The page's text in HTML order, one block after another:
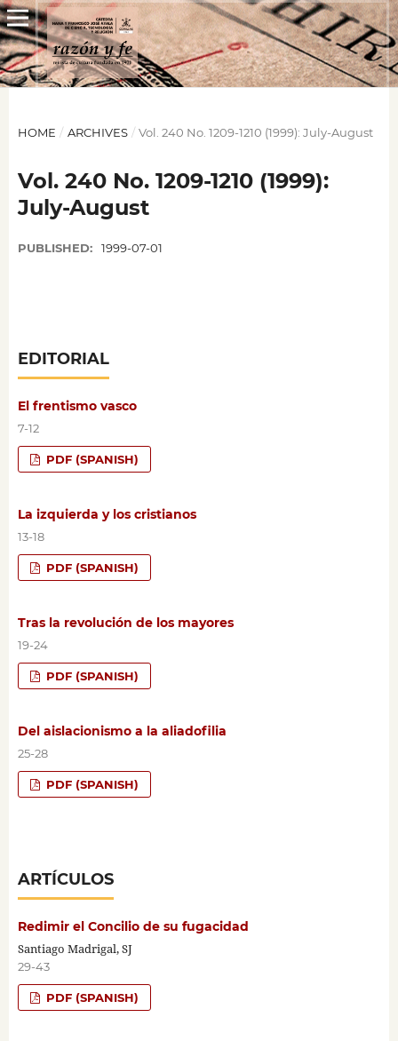
HOME / ARCHIVES / Vol. 240 No. 1209-1210 (1999): July-August
Vol. 240 No. 1209-1210 (1999):
July-August
PUBLISHED: 1999-07-01
EDITORIAL
El frentismo vasco
7-12
PDF (SPANISH)
La izquierda y los cristianos
13-18
PDF (SPANISH)
Tras la revolución de los mayores
19-24
PDF (SPANISH)
Del aislacionismo a la aliadofilia
25-28
PDF (SPANISH)
ARTÍCULOS
Redimir el Concilio de su fugacidad
Santiago Madrigal, SJ
29-43
PDF (SPANISH)